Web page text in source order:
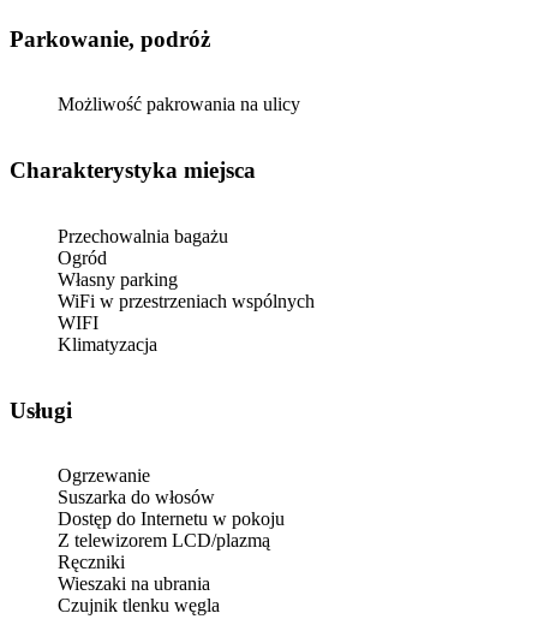
Parkowanie, podróż
Możliwość pakrowania na ulicy
Charakterystyka miejsca
Przechowalnia bagażu
Ogród
Własny parking
WiFi w przestrzeniach wspólnych
WIFI
Klimatyzacja
Usługi
Ogrzewanie
Suszarka do włosów
Dostęp do Internetu w pokoju
Z telewizorem LCD/plazmą
Ręczniki
Wieszaki na ubrania
Czujnik tlenku węgla